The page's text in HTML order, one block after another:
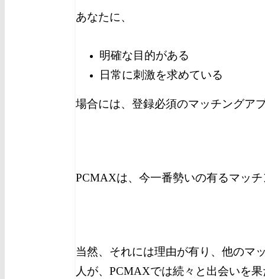
あなたに、
明確な目的がある
日常に刺激を求めている
場合には、登録必須のマッチングア
PCMAXは、今一番勢いの有るマッ
当然、それには理由が有り、他のマ
人が、PCMAXでは続々と出会いを